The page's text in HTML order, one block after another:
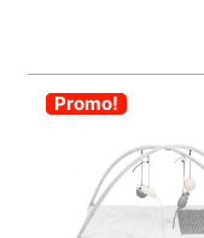
-30%
Promo!